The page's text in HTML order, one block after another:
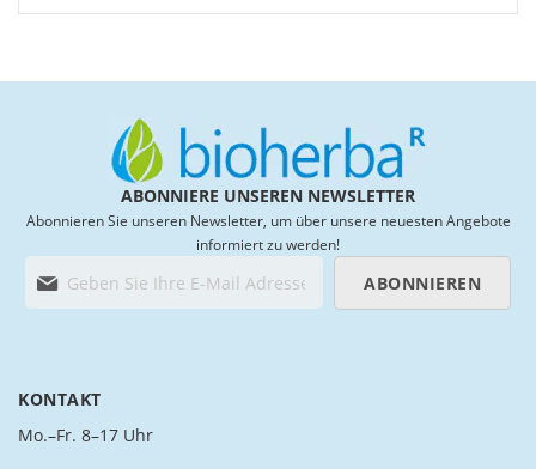
ABONNIERE UNSEREN NEWSLETTER
Abonnieren Sie unseren Newsletter, um über unsere neuesten Angebote
informiert zu werden!
l
S
i
ABONNIEREN
KONTAKT
Mo.–Fr. 8–17 Uhr